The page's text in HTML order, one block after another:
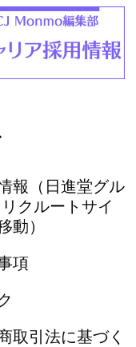
報（日進堂グル
クルートサイ
動）
項
取引法に基づく